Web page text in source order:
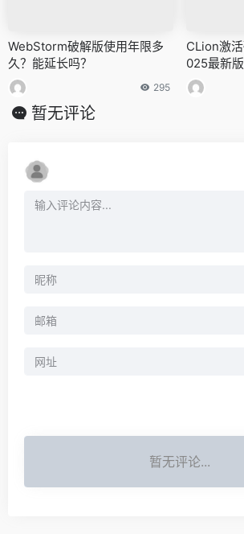
WebStorm破解版使用年限多
久？能延长吗？
295
CLion激
025最新版
暂无评论
暂无评论...